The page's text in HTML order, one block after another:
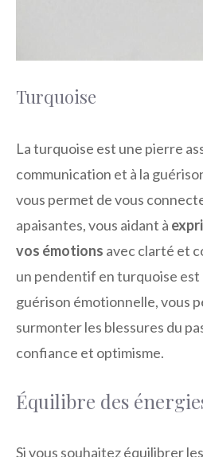
Turquoise
La turquoise est une pierre
communication et à la
vous permet de vous
apaisantes, vous aidant à
vos émotions avec clarté et
un pendentif en turquoise
guérison émotionnelle, vous
surmonter les blessures du
confiance et optimisme.
Équilibre des
Si vous souhaitez équilibrer